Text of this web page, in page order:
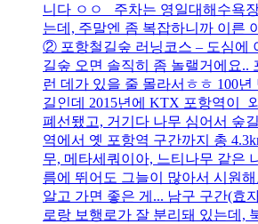
니다 ㅇㅇ 주차는 영일대해수욕
는데, 주말엔 좀 복잡하니까 이른
② 포항철길숲 러닝코스 – 도심에
길숲 오면 솔직히 좀 놀랠거에요..
런 데가 있을 줄 몰라서ㅎㅎ 100
길인데 2015년에 KTX 포항역이
폐선됐고, 거기다 나무 심어서 숲
역에서 옛 포항역 구간까지 총
무, 메타세쿼이아, 느티나무 같은
름에 뛰어도 그늘이 많아서 시원
알고 가면 좋은 게... 남구 구간(효
로랑 보행로가 잘 분리돼 있는데,